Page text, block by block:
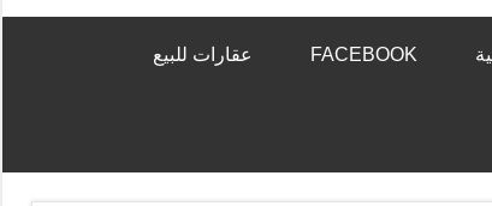
FACEBOOK عقارات للبيع